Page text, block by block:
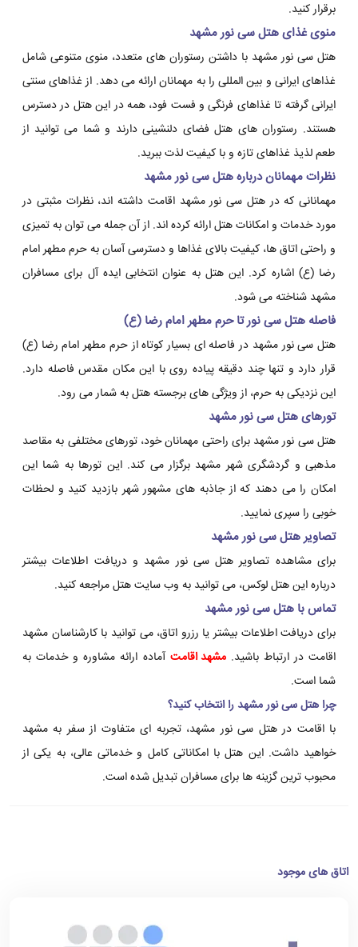
برقرار کنید.
منوی غذای هتل سی نور مشهد
هتل سی نور مشهد با داشتن رستوران های متعدد، منوی متنوعی شامل
غذاهای ایرانی و بین المللی را به مهمانان ارائه می دهد. از غذاهای سنتی
ایرانی گرفته تا غذاهای فرنگی و فست فود، همه در این هتل در دسترس
هستند. رستوران های هتل فضای دلنشینی دارند و شما می توانید از
طعم لذیذ غذاهای تازه و با کیفیت لذت ببرید.
نظرات مهمانان درباره هتل سی نور مشهد
مهمانانی که در هتل سی نور مشهد اقامت داشته اند، نظرات مثبتی در
مورد خدمات و امکانات هتل ارائه کرده اند. از آن جمله می توان به تمیزی
و راحتی اتاق ها، کیفیت بالای غذاها و دسترسی آسان به حرم مطهر امام
رضا (ع) اشاره کرد. این هتل به عنوان انتخابی ایده آل برای مسافران
مشهد شناخته می شود.
فاصله هتل سی نور تا حرم مطهر امام رضا (ع)
هتل سی نور مشهد در فاصله ای بسیار کوتاه از حرم مطهر امام رضا (ع)
قرار دارد و تنها چند دقیقه پیاده روی با این مکان مقدس فاصله دارد.
این نزدیکی به حرم، از ویژگی های برجسته هتل به شمار می رود.
تورهای هتل سی نور مشهد
هتل سی نور مشهد برای راحتی مهمانان خود، تورهای مختلفی به مقاصد
مذهبی و گردشگری شهر مشهد برگزار می کند. این تورها به شما این
امکان را می دهند که از جاذبه های مشهور شهر بازدید کنید و لحظات
خوبی را سپری نمایید.
تصاویر هتل سی نور مشهد
برای مشاهده تصاویر هتل سی نور مشهد و دریافت اطلاعات بیشتر
درباره این هتل لوکس، می توانید به وب سایت هتل مراجعه کنید.
تماس با هتل سی نور مشهد
برای دریافت اطلاعات بیشتر یا رزرو اتاق، می توانید با کارشناسان مشهد
اقامت در ارتباط باشید.مشهد اقامت آماده ارائه مشاوره و خدمات به
شما است.
چرا هتل سی نور مشهد را انتخاب کنید؟
با اقامت در هتل سی نور مشهد، تجربه ای متفاوت از سفر به مشهد
خواهید داشت. این هتل با امکاناتی کامل و خدماتی عالی، به یکی از
محبوب ترین گزینه ها برای مسافران تبدیل شده است.
اتاق های موجود